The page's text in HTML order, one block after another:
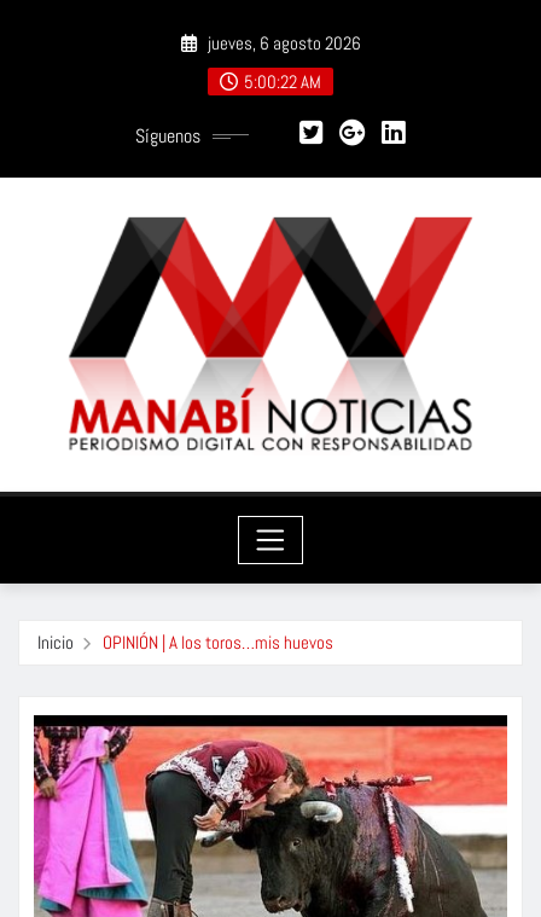
jueves, 6 agosto 2026
5:00:23 AM
Síguenos
Inicio OPINIÓN | A los toros…mis huevos